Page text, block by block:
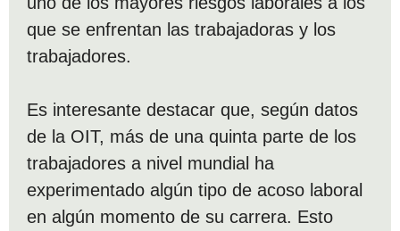
que se enfrentan las trabajadoras y los
trabajadores.
Es interesante destacar que, según datos
de la OIT, más de una quinta parte de los
trabajadores a nivel mundial ha
experimentado algún tipo de acoso laboral
en algún momento de su carrera. Esto